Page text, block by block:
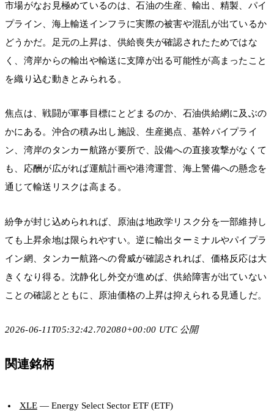
市場がなお見極めているのは、石油の生産、輸出、精製、パイ
プライン、海上輸送インフラに実際の被害や混乱が出ているか
どうかだ。足元の上昇は、供給喪失が確認されたためではな
く、湾岸からの輸出や輸送に支障が出る可能性が高まったこと
を織り込む動きとみられる。
焦点は、戦闘が軍事目標にとどまるのか、石油供給網に及ぶの
かにある。沖合の積み出し施設、生産拠点、基幹パイプライ
ン、湾岸のタンカー航路が要所で、設備への直接攻撃がなくて
も、応酬が広がれば運航計画や港湾運営、海上警備への懸念を
通じて輸送リスクは高まる。
紛争が封じ込められれば、原油は地政学リスク分を一部維持し
ても上昇余地は限られやすい。逆に輸出ターミナルやパイプラ
イン網、タンカー航路への脅威が確認されれば、価格反応は大
きくなり得る。沈静化し外交が進めば、供給障害が出ていない
ことの確認とともに、原油価格の上昇は抑えられる見通しだ。
2026-06-11T05:32:42.702080+00:00 UTC 公開
関連銘柄
XLE— Energy Select Sector ETF (ETF)